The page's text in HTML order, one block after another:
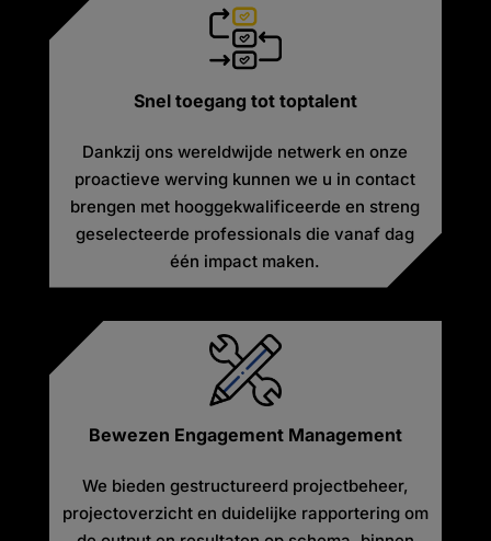
Snel toegang tot toptalent
Dankzij ons wereldwijde netwerk en onze
proactieve werving kunnen we u in contact
brengen met hooggekwalificeerde en streng
geselecteerde professionals die vanaf dag
één impact maken.
Bewezen Engagement Management
We bieden gestructureerd projectbeheer,
projectoverzicht en duidelijke rapportering om